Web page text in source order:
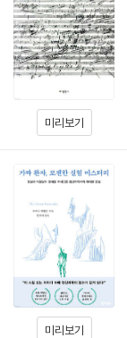
미리보기
미리보기